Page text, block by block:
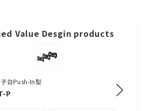
單相電力調整器
Value Desgin products
台Push-In型
P S8VK-S